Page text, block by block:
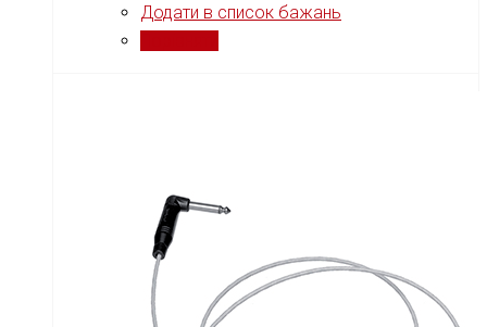
Додати в список бажань